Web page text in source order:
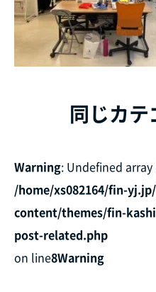
同じカ
Warning: Undefined array
/home/xs082164/fin-
content/themes/fin-
post-related.php
on line8Warning